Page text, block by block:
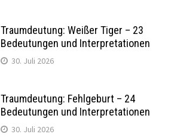
Traumdeutung: Weißer Tiger – 23
Bedeutungen und Interpretationen
30. Juli 2026
Traumdeutung: Fehlgeburt – 24
Bedeutungen und Interpretationen
30. Juli 2026